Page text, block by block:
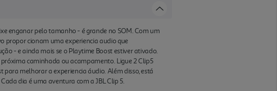
enganar pelo tamanho - é grande no SOM. Com um
propor cionam uma experiencia audio que
- e ainda mais se o Playtime Boost estiver ativado.
caminhada ou acampamento. Ligue 2 Clip5
melhorar a experiencia áudio. Além disso, está
dia é uma aventura com a JBL Clip 5.